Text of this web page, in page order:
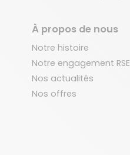
À propos de nous
Notre histoire
Notre engagement RSE
Nos actualités
Nos offres